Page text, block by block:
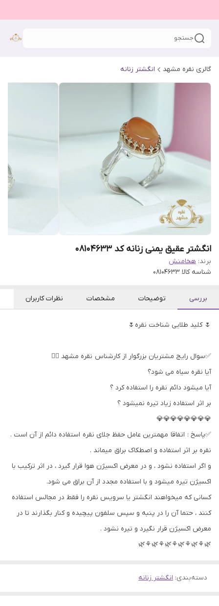
جستجو
گالری نقره مشهد انگشتر زنانه
انگشتر عقیق یمنی زنانه کد 08104633
برند: هخامنش
شناسه کالا 08104633
بررسی توضیحات مشخصات نظرات کاربران
🌷 کلید طلایی شناخت نقره🌷
✅سوال رایج مشتریان بزرگوار از کارشناس نقره مشهد 👇🏻
آیا نقره سیاه می شود؟
آیا میشود دائم نقره را استفاده کرد ؟
بر اثر استفاده زیاد تیره نمیشود ؟
💎💎💎💎💎💎💎💎
✅پاسخ : اتفاقا مهمترین عامل حفظ جلای نقره استفاده دائم از آن است .
نقره بر اثر استفاده و اصطکاک براق میماند .
و اگر استفاده نشود ، و در معرض اکسیژن هوا قرار گیرد ، در اثر ترکیب با
اکسیژن تیره میشود و با استفاده مجدد از آن براق می شود.
کسانی که میخواهند انگشتر یا سرویس نقره را فقط در مجالس استفاده
کنند ، حتما آن را در پنبه و سپس سلفون پیچیده و کنار بگذارند تا در
معرض اکسیژن قرار نگیرد و تیره نشود .
🌿⚘🌿⚘🌿⚘🌿⚘🌿⚘🌿
دسته‌بندی: انگشتر زنانه